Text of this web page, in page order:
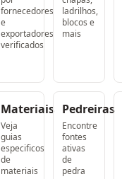
fornecedores
e
exportadores
verificados
ladrilhos,
blocos e
mais
Materiais
Veja
guias
especificos
de
materiais
Pedreiras
Encontre
fontes
ativas
de
pedra